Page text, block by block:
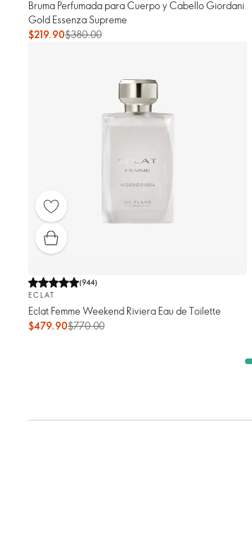
Bruma Perfumada para Cuerpo y Cabello Giordani
Gold Essenza Supreme
$219.90$380.00
(944)
ECLAT
Eclat Femme Weekend Riviera Eau de Toilette
$479.90$770.00